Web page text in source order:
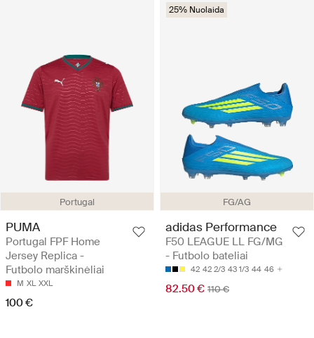
Portugal
PUMA
Portugal FPF Home
Jersey Replica -
Futbolo marškinėliai
M XL XXL
100 €
FG/AG
25% Nuolaida
adidas Performance
F50 LEAGUE LL FG/MG
- Futbolo bateliai
42 42 2/3 43 1/3 44 46
82.50 € 110 €